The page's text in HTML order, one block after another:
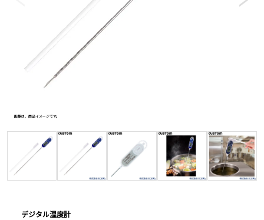
温度計・湿度計
タイマー
長さ測定器
濃度・環境測定
色々な計測器
レベル・勾配測定
画像は、商品イメージです。
デジタル温度計